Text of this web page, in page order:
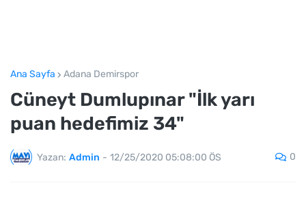
Ana Sayfa Adana Demirspor
Cüneyt Dumlupınar "İlk yarı
puan hedefimiz 34"
Yazan: Admin - 12/25/2020 05:08:00 ÖS 0